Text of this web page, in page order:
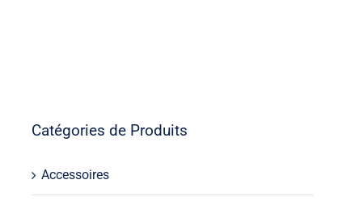
Catégories de Produits
Accessoires